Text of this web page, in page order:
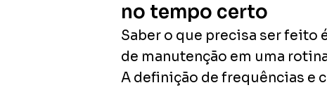
no tempo certo
Saber o que precisa ser feito
de manutenção em uma
A definição de frequências e